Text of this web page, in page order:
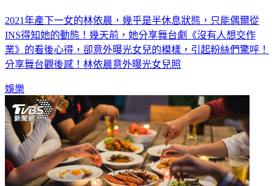
2021年產下一女的林依晨，幾乎是半休息狀態，只能偶爾從
INS得知她的動態！幾天前，她分享舞台劇《沒有人想交作
業》的看後心得，卻意外曝光女兒的模樣，引起粉絲們驚呼！
分享舞台觀後感！林依晨意外曝光女兒照
娛樂